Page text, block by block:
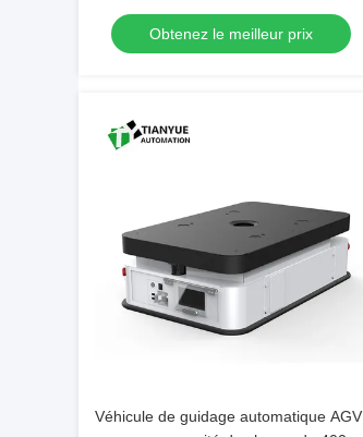
polyuréthane et une capacité de
charge de 1500 kg pour une précision
de stationnement de ± 10 mm
Obtenez le meilleur prix
Véhicule de guidage automatique AGV